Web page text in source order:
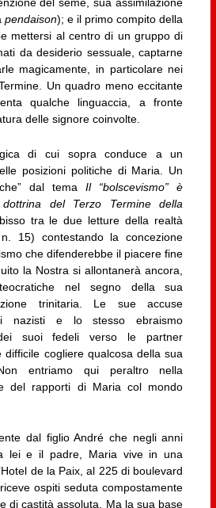
del seme, sua assimilazione
pendaison); e il primo compito della
mettersi al centro di un gruppo di
da desiderio sessuale, captarne
magicamente, in particolare nei
Un quadro meno eccitante
qualche linguaccia, a fronte
delle signore coinvolte.
di cui sopra conduce a un
posizioni politiche di Maria. Un
dal temaIl “bolscevismo” è
del Terzo Termine della
tra le due letture della realtà
15) contestando la concezione
che difenderebbe il piacere fine
la Nostra si allontanerà ancora,
nel segno della sua
trinitaria. Le sue accuse
i nazisti e lo stesso ebraismo
dei suoi fedeli verso le partner
cogliere qualcosa della sua
entriamo qui peraltro nella
del rapporti di Maria col mondo
dal figlio André che negli anni
lei e il padre, Maria vive in una
de la Paix, al 225 di boulevard
ospiti seduta compostamente
di castità assoluta. Ma la sua base